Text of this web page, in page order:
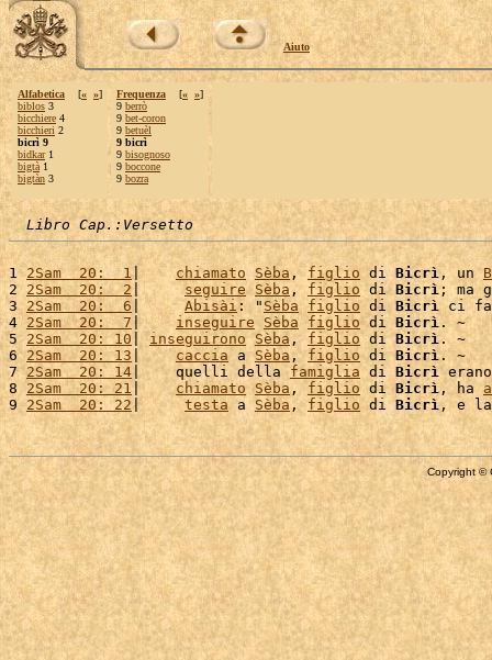
Aiuto
Alfabetica [« »]
biblos 3
bicchiere 4
bicchieri 2
bicrì 9
bidkar1
bigtà 1
bigtàn 3
Frequenza [« »]
9 berrò
9 bet-coron
9 betuèl
9 bicrì
9 bisognoso
9 boccone
9 bozra
Libro Cap.:Versetto
1 2Sam  20:  1| chiamato Sèba , figlio di Bicrì , un
2 2Sam  20:  2 | seguire Sèba , figlio di Bicrì ; ma
3 2Sam  20:  6 | Abisài: " Sèba figlio di Bicrì ci
4 2Sam  20:  7| inseguire Sèba figlio di Bicrì. ~
5 2Sam  20: 10 | inseguirono Sèba , figlio di Bicrì. ~
6 2Sam  20: 13 | caccia a Sèba, figlio di Bicrì . ~
7 2Sam  20: 14 |    quelli della famiglia di Bicrì
8 2Sam  20: 21 | chiamato Sèba , figlio di Bicrì , ha
9 2Sam  20: 22 | testa a Sèba , figlio di Bicrì, e
Copyright ©